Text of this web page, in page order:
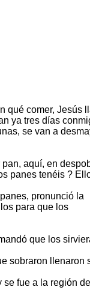
qué comer, Jesús
ya tres días
se van a
aquí, en
panes tenéis ?
pronunció la
para que los
que los
sobraron llenaron
se fue a la región de